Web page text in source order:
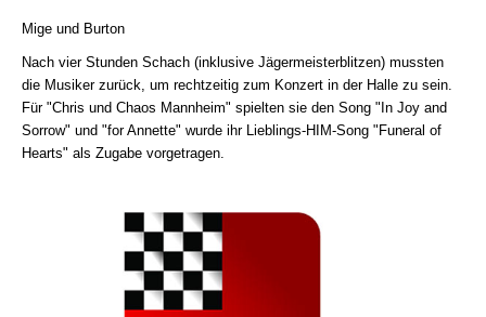
Mige und Burton
Nach vier Stunden Schach (inklusive Jägermeisterblitzen) mussten
die Musiker zurück, um rechtzeitig zum Konzert in der Halle zu sein.
Für "Chris und Chaos Mannheim" spielten sie den Song "In Joy and
Sorrow" und "for Annette" wurde ihr Lieblings-HIM-Song "Funeral of
Hearts" als Zugabe vorgetragen.